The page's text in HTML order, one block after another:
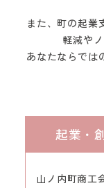
また、町の起業
軽減や
あなたならでは
起業・
山ノ内町商工